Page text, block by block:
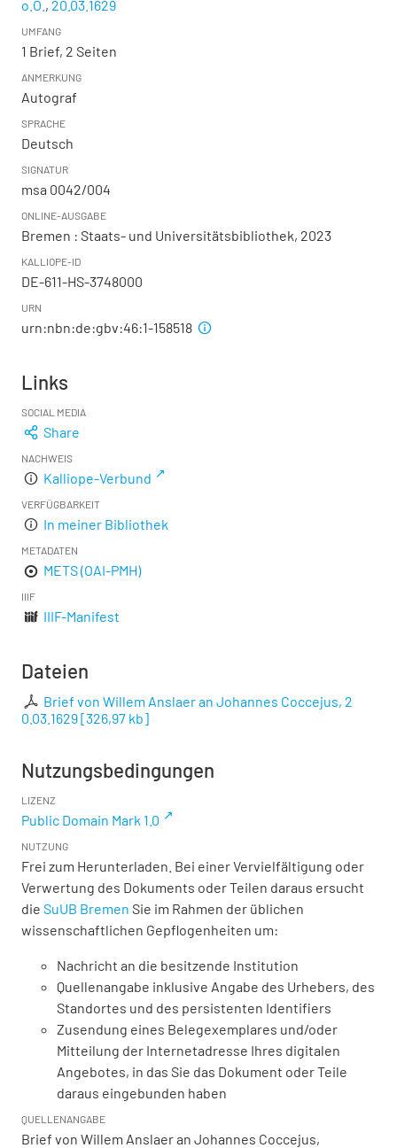
o.O. , 20.03.1629
UMFANG
1 Brief, 2 Seiten
ANMERKUNG
Autograf
SPRACHE
Deutsch
SIGNATUR
msa 0042/004
ONLINE-AUSGABE
Bremen : Staats- und Universitätsbibliothek, 2023
KALLIOPE-ID
DE-611-HS-3748000
URN
urn:nbn:de:gbv:46:1-158518
Links
SOCIAL MEDIA
Share
NACHWEIS
Kalliope-Verbund
VERFÜGBARKEIT
In meiner Bibliothek
METADATEN
METS (OAI-PMH)
IIIF
IIIF-Manifest
Dateien
Brief von Willem Anslaer an Johannes Coccejus, 2
0.03.1629[326,97 kb]
Nutzungsbedingungen
LIZENZ
Public Domain Mark 1.0
NUTZUNG
Frei zum Herunterladen. Bei einer Vervielfältigung oder
Verwertung des Dokuments oder Teilen daraus ersucht
die SuUB Bremen Sie im Rahmen der üblichen
wissenschaftlichen Gepflogenheiten um:
Nachricht an die besitzende Institution
Quellenangabe inklusive Angabe des Urhebers, des
Standortes und des persistenten Identifiers
Zusendung eines Belegexemplares und/oder
Mitteilung der Internetadresse Ihres digitalen
Angebotes, in das Sie das Dokument oder Teile
daraus eingebunden haben
QUELLENANGABE
Brief von Willem Anslaer an Johannes Coccejus,